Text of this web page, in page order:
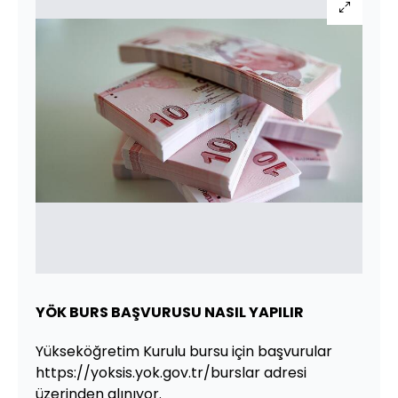
YÖK BURS BAŞVURUSU NASIL YAPILIR
Yükseköğretim Kurulu bursu için başvurular
https://yoksis.yok.gov.tr/burslar adresi